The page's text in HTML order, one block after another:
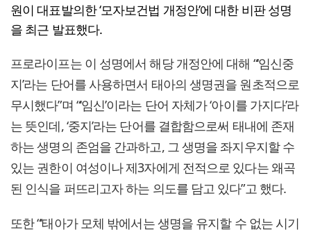
원이 대표발의한 ‘모자보건법 개정안’에 대한 비판 성명
을 최근 발표했다.
프로라이프는 이 성명에서 해당 개정안에 대해 “‘임신중
지’라는 단어를 사용하면서 태아의 생명권을 원초적으로
무시했다”며 “‘임신’이라는 단어 자체가 ‘아이를 가지다’라
는 뜻인데, ‘중지’라는 단어를 결합함으로써 태내에 존재
하는 생명의 존엄을 간과하고, 그 생명을 좌지우지할 수
있는 권한이 여성이나 제3자에게 전적으로 있다는 왜곡
된 인식을 퍼뜨리고자 하는 의도를 담고 있다”고 했다.
또한 “‘태아가 모체 밖에서는 생명을 유지할 수 없는 시기